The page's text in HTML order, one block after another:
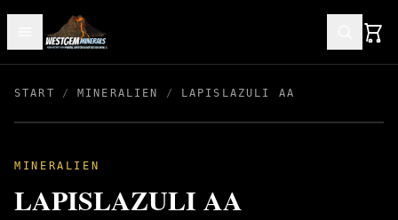
START / MINERALIEN / LAPISLAZULI AA
MINERALIEN
LAPISLAZULI AA